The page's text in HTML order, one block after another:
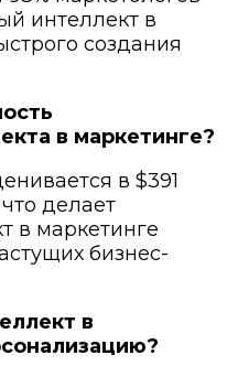
интеллект в
создания
в маркетинге?
в $391
делает
в маркетинге
бизнес-
в